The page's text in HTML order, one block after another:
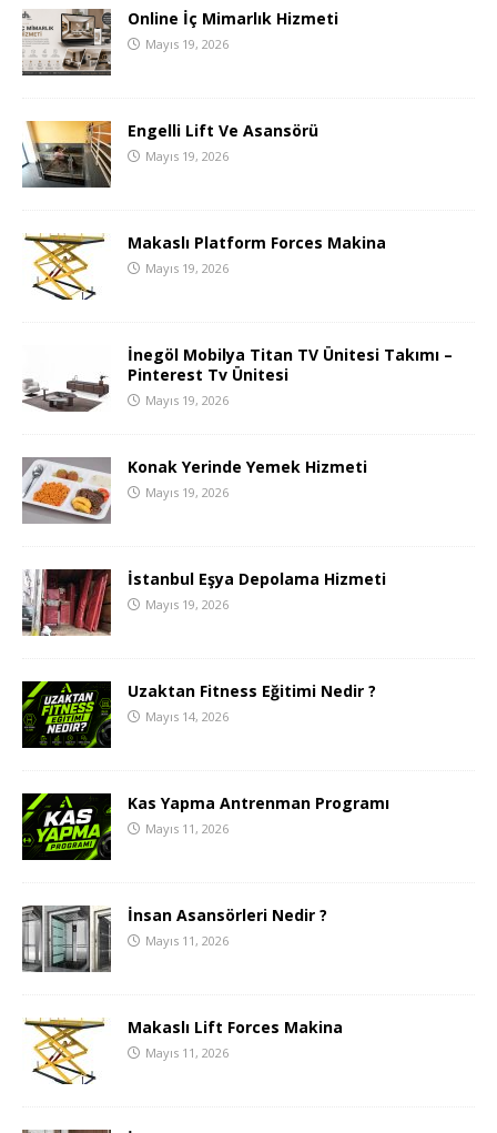
Online İç Mimarlık Hizmeti
Mayıs 19, 2026
Engelli Lift Ve Asansörü
Mayıs 19, 2026
Makaslı Platform Forces Makina
Mayıs 19, 2026
İnegöl Mobilya Titan TV Ünitesi Takımı –
Pinterest Tv Ünitesi
Mayıs 19, 2026
Konak Yerinde Yemek Hizmeti
Mayıs 19, 2026
İstanbul Eşya Depolama Hizmeti
Mayıs 19, 2026
Uzaktan Fitness Eğitimi Nedir ?
Mayıs 14, 2026
Kas Yapma Antrenman Programı
Mayıs 11, 2026
İnsan Asansörleri Nedir ?
Mayıs 11, 2026
Makaslı Lift Forces Makina
Mayıs 11, 2026